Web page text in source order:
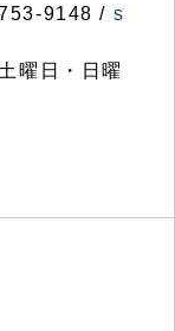
9148 / s
曜日・日曜